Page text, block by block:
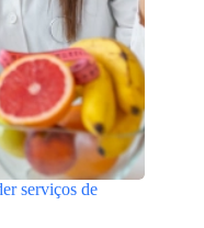
serviços de